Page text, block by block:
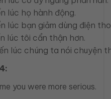
lúc họ hành động.
lúc bạn giảm dùng điện
lúc tôi cẩn thận hơn.
lúc chúng ta nói chuyện
you were more serious.